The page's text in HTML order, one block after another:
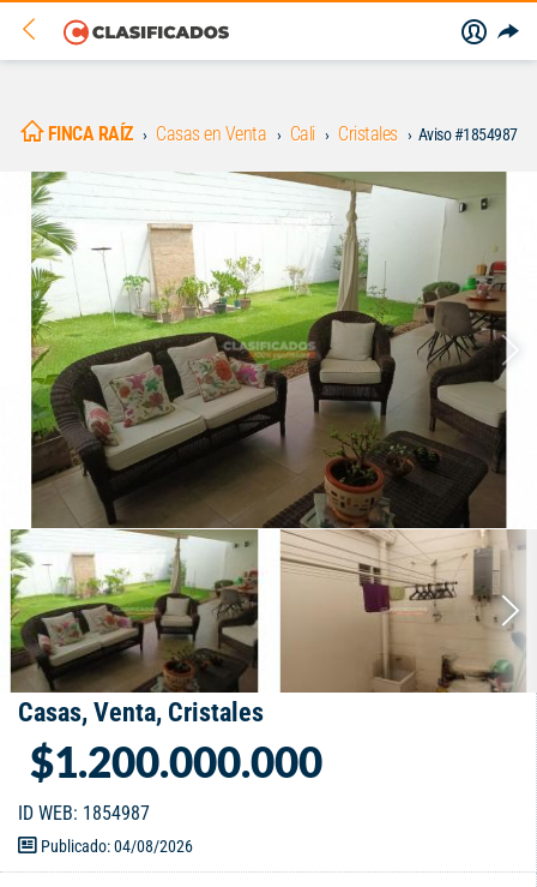
FINCA RAÍZ Casas en Venta Cali Cristales Aviso #1854987
Casas, Venta, Cristales
$1.200.000.000
ID WEB: 1854987
Publicado: 04/08/2026